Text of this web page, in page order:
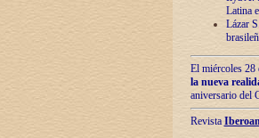
Latina
Lázar
El miércoles 28
la nueva
aniversario del
Revista